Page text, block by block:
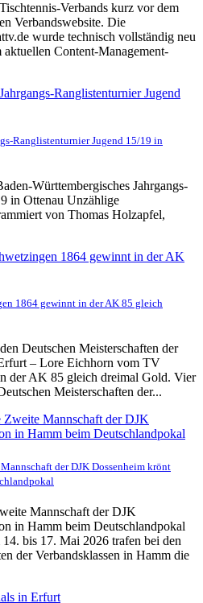
Verbands kurz vor dem
Verbandswebsite. Die
wurde technisch vollständig neu
aktuellen Content-Management-
Ranglistenturnier Jugend 15/19 in
Württembergisches Jahrgangs-
in Ottenau Unzählige
von Thomas Holzapfel,
1864 gewinnt in der AK 85 gleich
Deutschen Meisterschaften der
– Lore Eichhorn vom TV
der AK 85 gleich dreimal Gold. Vier
Meisterschaften der...
der DJK Dossenheim krönt
Mannschaft der DJK
in Hamm beim Deutschlandpokal
bis 17. Mai 2026 trafen bei den
der Verbandsklassen in Hamm die